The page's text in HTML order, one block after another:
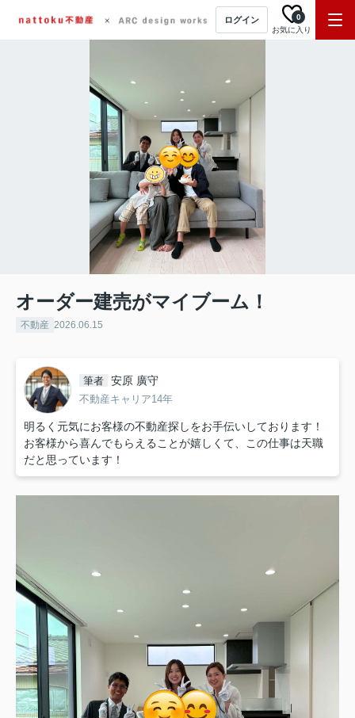
ログイン
お気に入り
0
オーダー建売がマイブーム！
不動産 2026.06.15
筆者 安原 廣守
不動産キャリア14年
明るく元気にお客様の不動産探しをお手伝いしております！
お客様から喜んでもらえることが嬉しくて、この仕事は天職
だと思っています！